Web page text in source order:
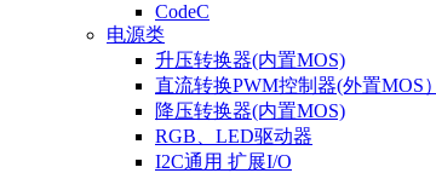
CodeC
电源类
升压转换器(内置MOS)
直流转换PWM控制器(外置MOS）
降压转换器(内置MOS)
RGB、LED驱动器
I2C通用 扩展I/O